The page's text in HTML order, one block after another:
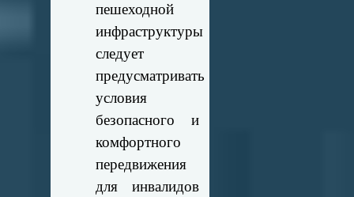
пешеходной
инфраструктуры
следует
предусматривать
условия
безопасного и
комфортного
передвижения
для инвалидов